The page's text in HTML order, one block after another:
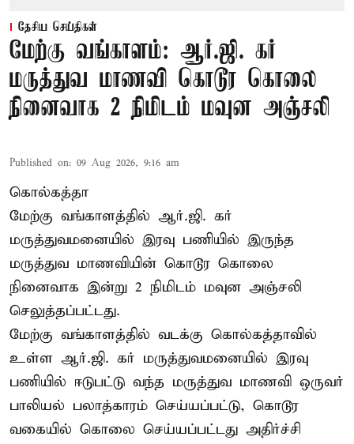
தேசிய செய்திகள்
மேற்கு வங்காளம்: ஆர்.ஜி. கர்
மருத்துவ மாணவி கொடூர கொலை
நினைவாக 2 நிமிடம் மவுன அஞ்சலி
Published on: 09 Aug 2026, 9:16 am
கொல்கத்தா
மேற்கு வங்காளத்தில் ஆர்.ஜி. கர்
மருத்துவமனையில் இரவு பணியில் இருந்த
மருத்துவ மாணவியின் கொடூர கொலை
நினைவாக இன்று 2 நிமிடம் மவுன அஞ்சலி
செலுத்தப்பட்டது.
மேற்கு வங்காளத்தில் வடக்கு கொல்கத்தாவில்
உள்ள ஆர்.ஜி. கர் மருத்துவமனையில் இரவு
பணியில் ஈடுபட்டு வந்த மருத்துவ மாணவி ஒருவர்
பாலியல் பலாத்காரம் செய்யப்பட்டு, கொடூர
வகையில் கொலை செய்யப்பட்டது அதிர்ச்சி